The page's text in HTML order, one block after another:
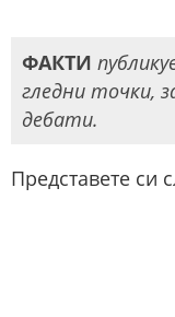
ФАКТИ
гледни точки,
дебати.
Представете си